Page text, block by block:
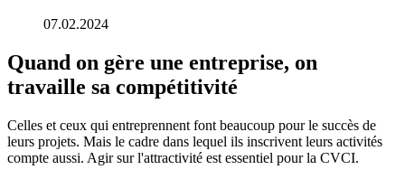
07.02.2024
Quand on gère une entreprise, on
travaille sa compétitivité
Celles et ceux qui entreprennent font beaucoup pour le succès de
leurs projets. Mais le cadre dans lequel ils inscrivent leurs activités
compte aussi. Agir sur l'attractivité est essentiel pour la CVCI.